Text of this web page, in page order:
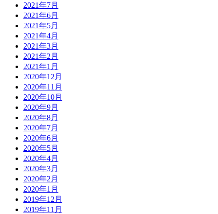
2021年7月
2021年6月
2021年5月
2021年4月
2021年3月
2021年2月
2021年1月
2020年12月
2020年11月
2020年10月
2020年9月
2020年8月
2020年7月
2020年6月
2020年5月
2020年4月
2020年3月
2020年2月
2020年1月
2019年12月
2019年11月